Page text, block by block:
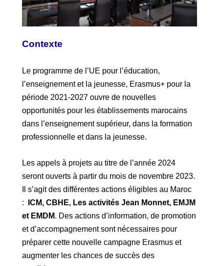
Contexte
Le programme de l’UE pour l’éducation,
l’enseignement et la jeunesse, Erasmus+ pour la
période 2021-2027 ouvre de nouvelles
opportunités pour les établissements marocains
dans l’enseignement supérieur, dans la formation
professionnelle et dans la jeunesse.
Les appels à projets au titre de l’année 2024
seront ouverts à partir du mois de novembre 2023.
Il s’agit des différentes actions éligibles au Maroc
:
ICM, CBHE, Les activités Jean Monnet, EMJM
et EMDM. Des actions d’information, de promotion
et d’accompagnement sont nécessaires pour
préparer cette nouvelle campagne Erasmus et
augmenter les chances de succès des